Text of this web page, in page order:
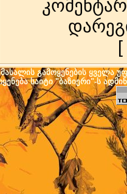
[
გამოყენების ყველა
საიტი "ბაზიერი"-ს